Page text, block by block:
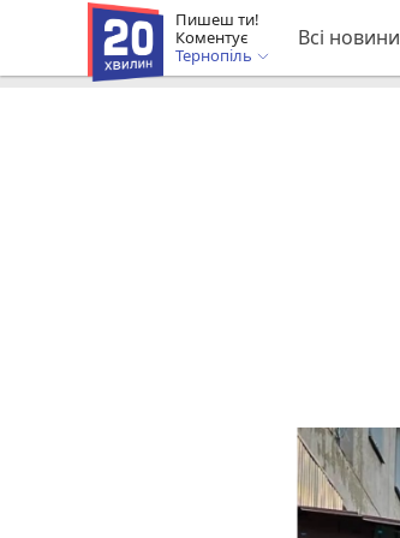
Пишеш ти!
Коментує
Тернопіль
Всі новини